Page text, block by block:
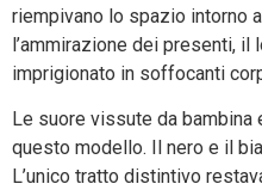
riempivano lo spazio intorno
l’ammirazione dei presenti, il
imprigionato in soffocanti
Le suore vissute da bambina
questo modello. Il nero e il
L’unico tratto distintivo